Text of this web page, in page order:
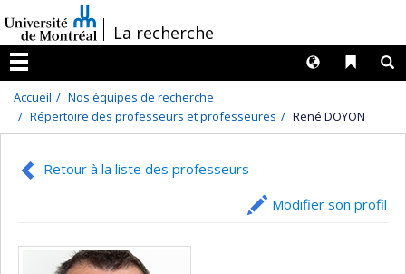
au
contenu
/La recherche
Menu
Liens
Langues
Accueil
Nos équipes de recherche
Répertoire des professeurs et professeures
René DOYON
Retour à la liste des professeurs
Modifier son profil